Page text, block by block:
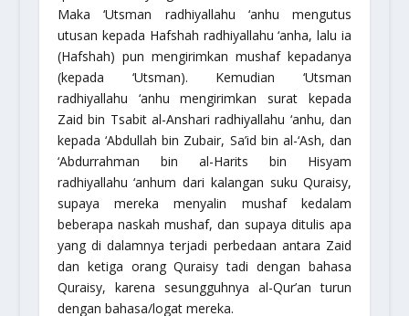
Maka ‘Utsman radhiyallahu ‘anhu mengutus
utusan kepada Hafshah radhiyallahu ‘anha, lalu ia
(Hafshah) pun mengirimkan mushaf kepadanya
(kepada ‘Utsman). Kemudian ‘Utsman
radhiyallahu ‘anhu mengirimkan surat kepada
Zaid bin Tsabit al-Anshariradhiyallahu ‘anhu, dan
kepada ‘Abdullah bin Zubair, Sa’id bin al-‘Ash, dan
‘Abdurrahman bin al-Harits bin Hisyam
radhiyallahu ‘anhum dari kalangan suku Quraisy,
supaya mereka menyalin mushaf kedalam
beberapa naskah mushaf, dan supaya ditulis apa
yang di dalamnya terjadi perbedaan antara Zaid
dan ketiga orang Quraisy tadi dengan bahasa
Quraisy, karena sesungguhnya al-Qur’an turun
dengan bahasa/logat mereka.